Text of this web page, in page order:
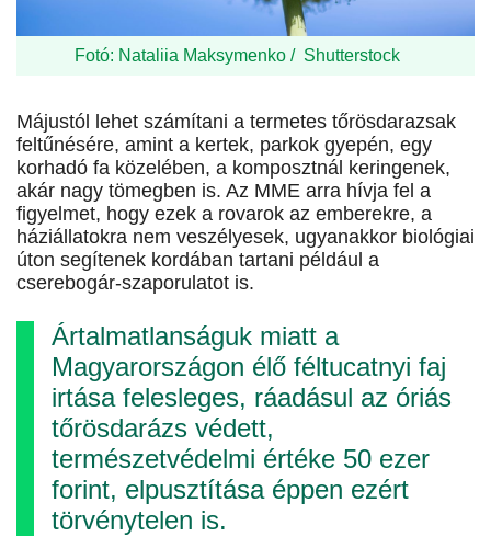
Fotó: Nataliia Maksymenko / Shutterstock
Májustól lehet számítani a termetes tőrösdarazsak
feltűnésére, amint a kertek, parkok gyepén, egy
korhadó fa közelében, a komposztnál keringenek,
akár nagy tömegben is. Az MME arra hívja fel a
figyelmet, hogy ezek a rovarok az emberekre, a
háziállatokra nem veszélyesek, ugyanakkor biológiai
úton segítenek kordában tartani például a
cserebogár-szaporulatot is.
Ártalmatlanságuk miatt a
Magyarországon élő féltucatnyi faj
irtása felesleges, ráadásul az óriás
tőrösdarázs védett,
természetvédelmi értéke 50 ezer
forint, elpusztítása éppen ezért
törvénytelen is.